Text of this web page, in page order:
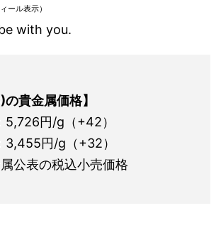
ール表示）
with you.
貴金属価格】
円/g（+42）
円/g（+32）
公表の税込小売価格